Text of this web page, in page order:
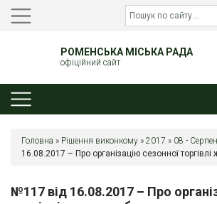
РОМЕНСЬКА МІСЬКА РАДА
офіційний сайт
Головна » Рішення виконкому » 2017 » 08 -
16.08.2017 – Про організацію сезонної
№117 від 16.08.2017 – Про